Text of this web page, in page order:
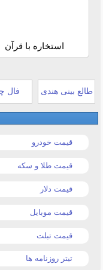
استخاره با قرآن
طالع بینی هندی فال
قیمت خودرو
قیمت طلا و سکه
قیمت دلار
قیمت موبایل
قیمت تبلت
تیتر روزنامه ها